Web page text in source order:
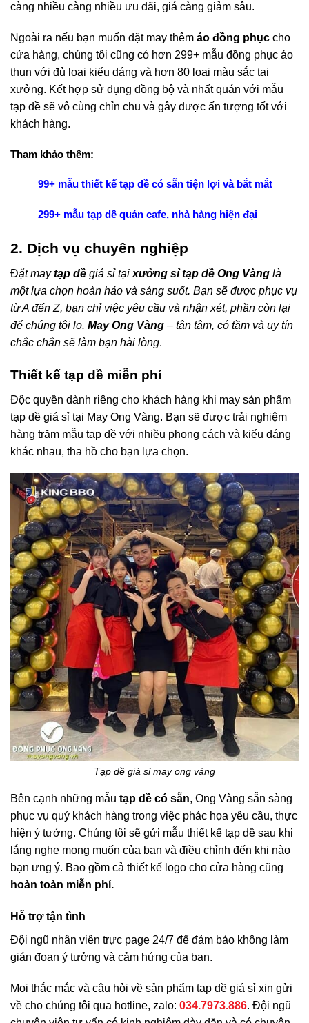
càng nhiều càng nhiều ưu đãi, giá càng giảm sâu.
Ngoài ra nếu bạn muốn đặt may thêm áo đồng phục cho
cửa hàng, chúng tôi cũng có hơn 299+ mẫu đồng phục áo
thun với đủ loại kiểu dáng và hơn 80 loại màu sắc tại
xưởng. Kết hợp sử dụng đồng bộ và nhất quán với mẫu
tạp dề sẽ vô cùng chỉn chu và gây được ấn tượng tốt với
khách hàng.
Tham khảo thêm:
99+ mẫu thiết kế tạp dề có sẵn tiện lợi và bắt mắt
299+ mẫu tạp dề quán cafe, nhà hàng hiện đại
2. Dịch vụ chuyên nghiệp
Đặt maytạp dề giá sỉ tại xưởng sỉ tạp dề Ong Vàng là
một lựa chọn hoàn hảo và sáng suốt. Bạn sẽ được phục vụ
từ A đến Z, bạn chỉ việc yêu cầu và nhận xét, phần còn lại
để chúng tôi lo. May Ong Vàng – tận tâm, có tầm và uy tín
chắc chắn sẽ làm bạn hài lòng.
Thiết kế tạp dề miễn phí
Độc quyền dành riêng cho khách hàng khi may sản phẩm
tạp dề giá sỉ tại May Ong Vàng. Bạn sẽ được trải nghiệm
hàng trăm mẫu tạp dề với nhiều phong cách và kiểu dáng
khác nhau, tha hồ cho bạn lựa chọn.
Tạp dề giá sỉ may ong vàng
Bên cạnh những mẫu tạp dề có sẵn, Ong Vàng sẵn sàng
phục vụ quý khách hàng trong việc phác họa yêu cầu, thực
hiện ý tưởng. Chúng tôi sẽ gửi mẫu thiết kế tạp dề sau khi
lắng nghe mong muốn của bạn và điều chỉnh đến khi nào
bạn ưng ý. Bao gồm cả thiết kế logo cho cửa hàng cũng
hoàn toàn miễn phí.
Hỗ trợ tận tình
Đội ngũ nhân viên trực page 24/7 để đảm bảo không làm
gián đoạn ý tưởng và cảm hứng của bạn.
Mọi thắc mắc và câu hỏi về sản phẩm tạp dề giá sỉ xin gửi
về cho chúng tôi qua hotline, zalo: 034.7973.886. Đội ngũ